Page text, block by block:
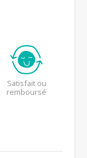
Satisfait ou
remboursé